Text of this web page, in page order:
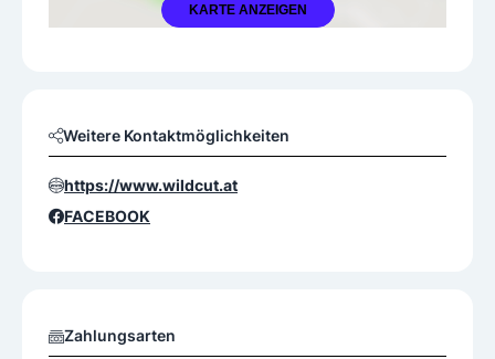
KARTE ANZEIGEN
Weitere Kontaktmöglichkeiten
https://www.wildcut.at
FACEBOOK
Zahlungsarten